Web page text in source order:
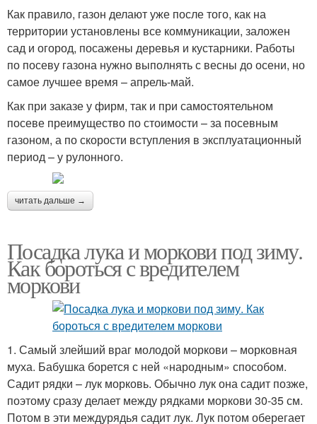
Как правило, газон делают уже после того, как на
территории установлены все коммуникации, заложен
сад и огород, посажены деревья и кустарники. Работы
по посеву газона нужно выполнять с весны до осени, но
самое лучшее время – апрель-май.
Как при заказе у фирм, так и при самостоятельном
посеве преимущество по стоимости – за посевным
газоном, а по скорости вступления в эксплуатационный
период – у рулонного.
читать дальше →
Посадка лука и моркови под зиму.
Как бороться с вредителем
моркови
1. Самый злейший враг молодой моркови – морковная
муха. Бабушка борется с ней «народным» способом.
Садит рядки – лук морковь. Обычно лук она садит позже,
поэтому сразу делает между рядками моркови 30-35 см.
Потом в эти междурядья садит лук. Лук потом оберегает